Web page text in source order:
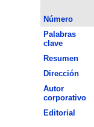
Número
Palabras
clave
Resumen
Dirección
Autor
corporativo
Editorial